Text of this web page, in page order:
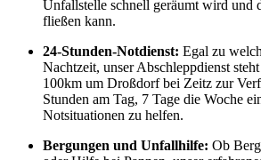
Unfallstelle schnell geräumt wird und
fließen kann.
24-Stunden-Notdienst: Egal zu
Nachtzeit, unser Abschleppdienst
100km um Droßdorf bei Zeitz zur
Stunden am Tag, 7 Tage die Woche
Notsituationen zu helfen.
Bergungen und Unfallhilfe: Ob